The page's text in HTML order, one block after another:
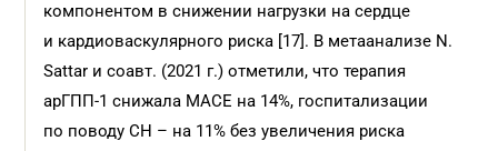
компонентом в снижении нагрузки на сердце
и кардиоваскулярного риска [17]. В метаанализе N.
Sattar и соавт. (2021 г.) отметили, что терапия
арГПП-1 снижала MACE на 14%, госпитализации
по поводу СН – на 11% без увеличения риска